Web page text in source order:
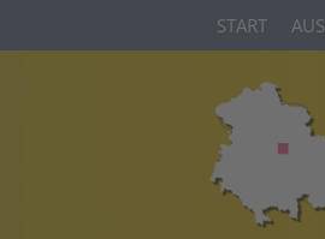
START